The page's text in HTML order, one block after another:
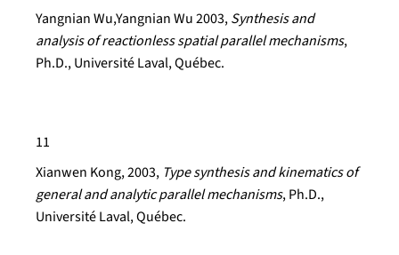
Yangnian Wu,Yangnian Wu 2003,Synthesis and
analysis of reactionless spatial parallel mechanisms,
Ph.D., Université Laval, Québec.
11
Xianwen Kong, 2003, Type synthesis and kinematics of
general and analytic parallel mechanisms, Ph.D.,
Université Laval, Québec.